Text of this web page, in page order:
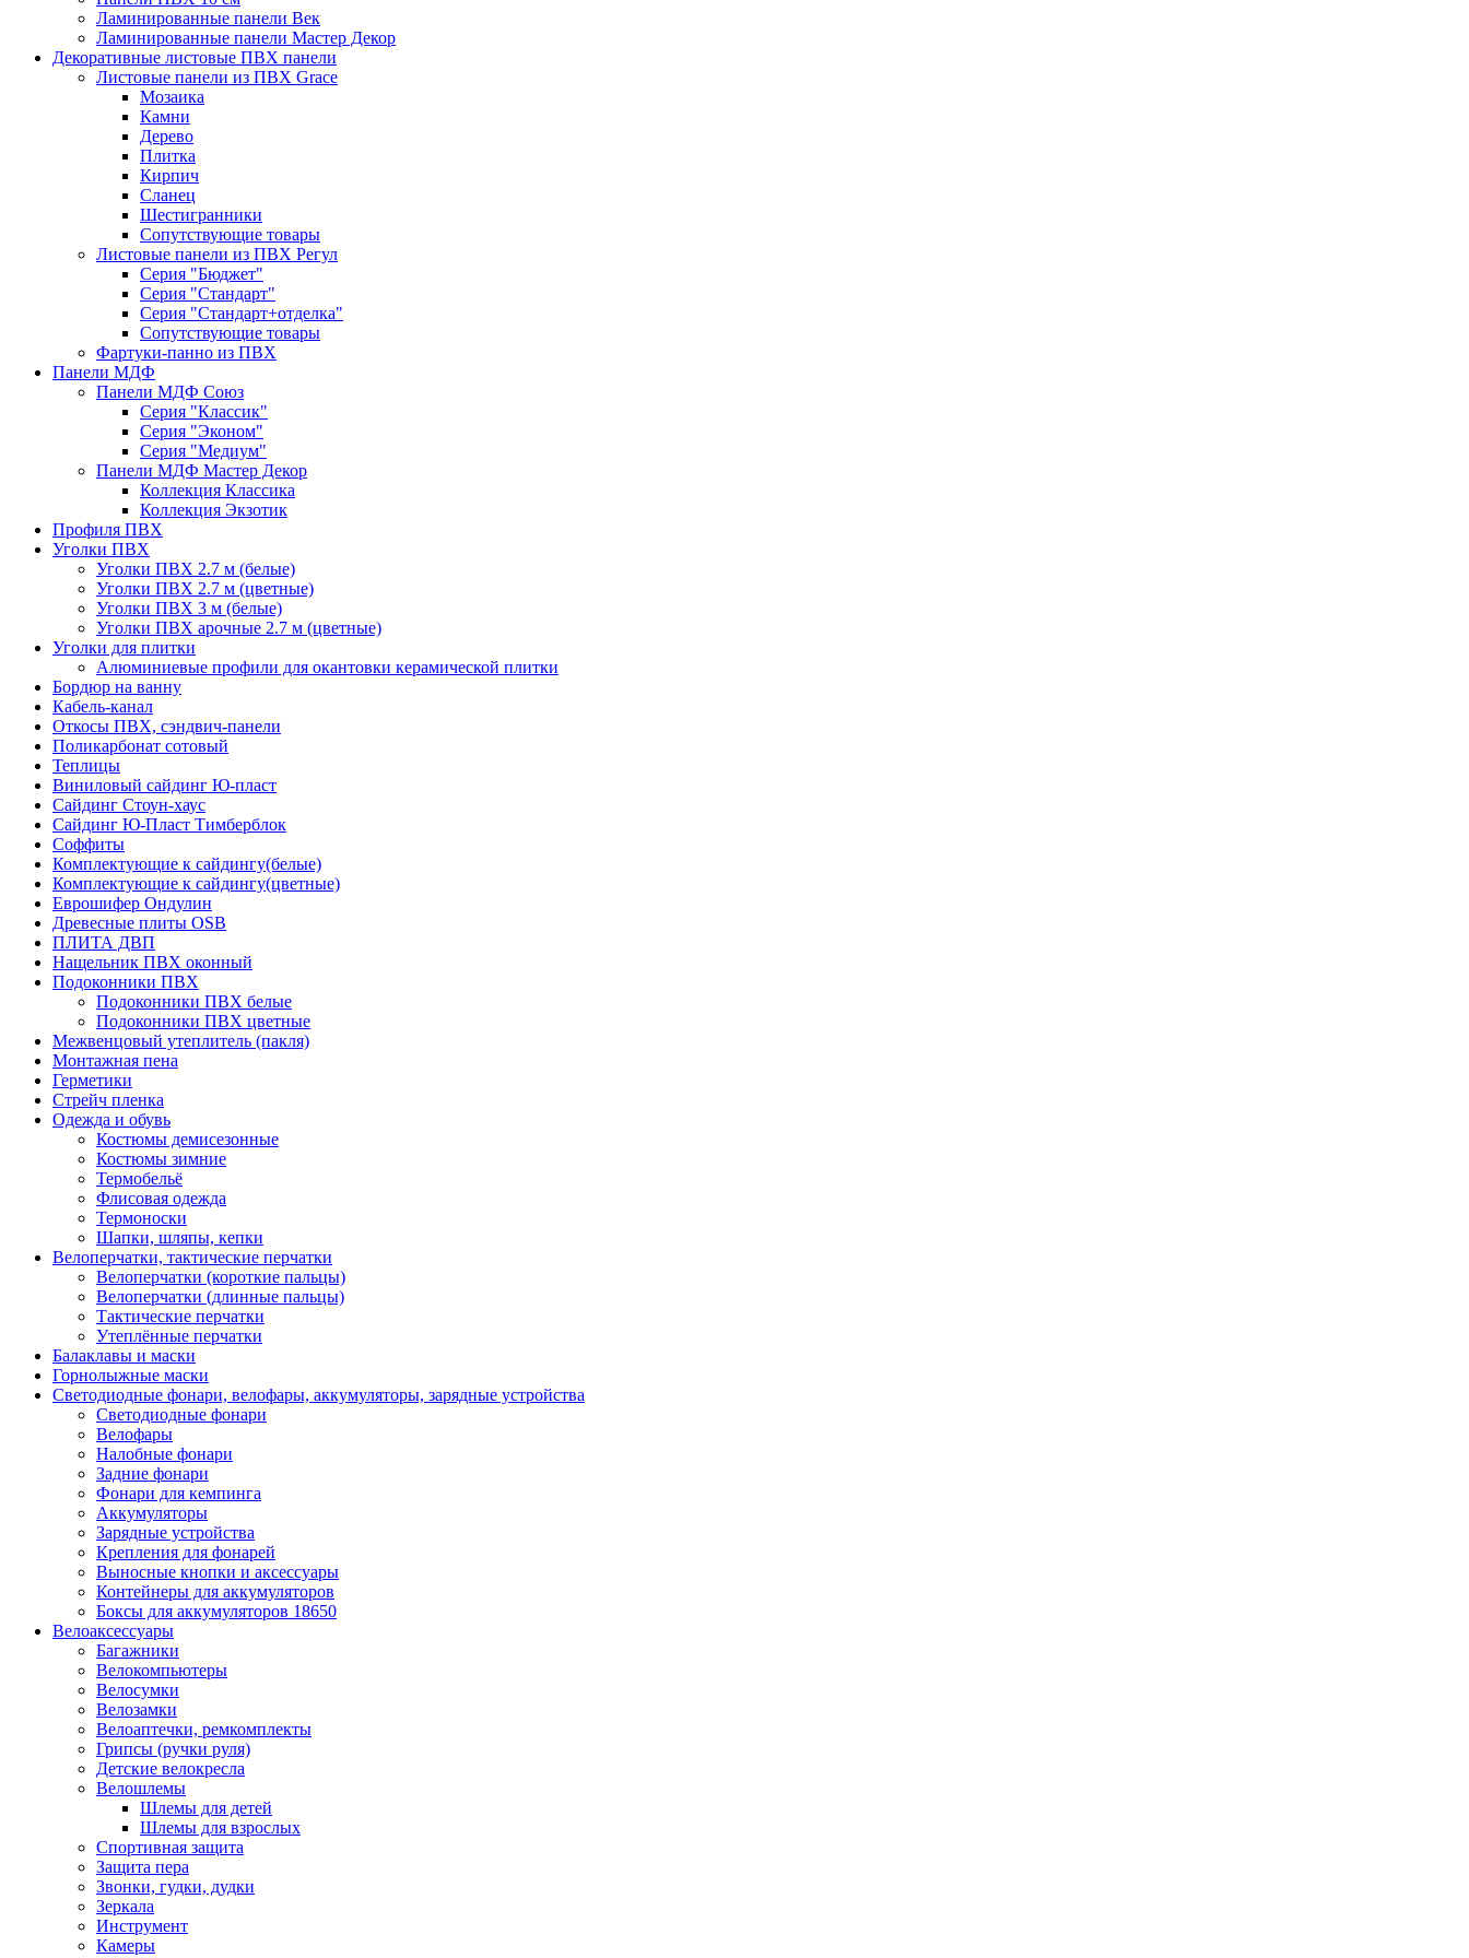
Ламинированные панели Век
Ламинированные панели Мастер Декор
Декоративные листовые ПВХ панели
Листовые панели из ПВХ Grace
Мозаика
Камни
Дерево
Плитка
Кирпич
Сланец
Шестигранники
Сопутствующие товары
Листовые панели из ПВХ Регул
Серия "Бюджет"
Серия "Стандарт"
Серия "Стандарт+отделка"
Сопутствующие товары
Фартуки-панно из ПВХ
Панели МДФ
Панели МДФ Союз
Серия "Классик"
Серия "Эконом"
Серия "Медиум"
Панели МДФ Мастер Декор
Коллекция Классика
Коллекция Экзотик
Профиля ПВХ
Уголки ПВХ
Уголки ПВХ 2.7 м (белые)
Уголки ПВХ 2.7 м (цветные)
Уголки ПВХ 3 м (белые)
Уголки ПВХ арочные 2.7 м (цветные)
Уголки для плитки
Алюминиевые профили для окантовки керамической плитки
Бордюр на ванну
Кабель-канал
Откосы ПВХ, сэндвич-панели
Поликарбонат сотовый
Теплицы
Виниловый сайдинг Ю-пласт
Сайдинг Стоун-хаус
Сайдинг Ю-Пласт Тимберблок
Соффиты
Комплектующие к сайдингу(белые)
Комплектующие к сайдингу(цветные)
Еврошифер Ондулин
Древесные плиты OSB
ПЛИТА ДВП
Нащельник ПВХ оконный
Подоконники ПВХ
Подоконники ПВХ белые
Подоконники ПВХ цветные
Межвенцовый утеплитель (пакля)
Монтажная пена
Герметики
Стрейч пленка
Одежда и обувь
Костюмы демисезонные
Костюмы зимние
Термобельё
Флисовая одежда
Термоноски
Шапки, шляпы, кепки
Велоперчатки, тактические перчатки
Велоперчатки (короткие пальцы)
Велоперчатки (длинные пальцы)
Тактические перчатки
Утеплённые перчатки
Балаклавы и маски
Горнолыжные маски
Светодиодные фонари, велофары, аккумуляторы, зарядные устройства
Светодиодные фонари
Велофары
Налобные фонари
Задние фонари
Фонари для кемпинга
Аккумуляторы
Зарядные устройства
Крепления для фонарей
Выносные кнопки и аксессуары
Контейнеры для аккумуляторов
Боксы для аккумуляторов 18650
Велоаксессуары
Багажники
Велокомпьютеры
Велосумки
Велозамки
Велоаптечки, ремкомплекты
Грипсы (ручки руля)
Детские велокресла
Велошлемы
Шлемы для детей
Шлемы для взрослых
Спортивная защита
Защита пера
Звонки, гудки, дудки
Зеркала
Инструмент
Камеры